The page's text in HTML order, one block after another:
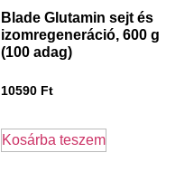
Blade Glutamin sejt és
izomregeneráció, 600 g
(100 adag)
10590 Ft
Kosárba teszem